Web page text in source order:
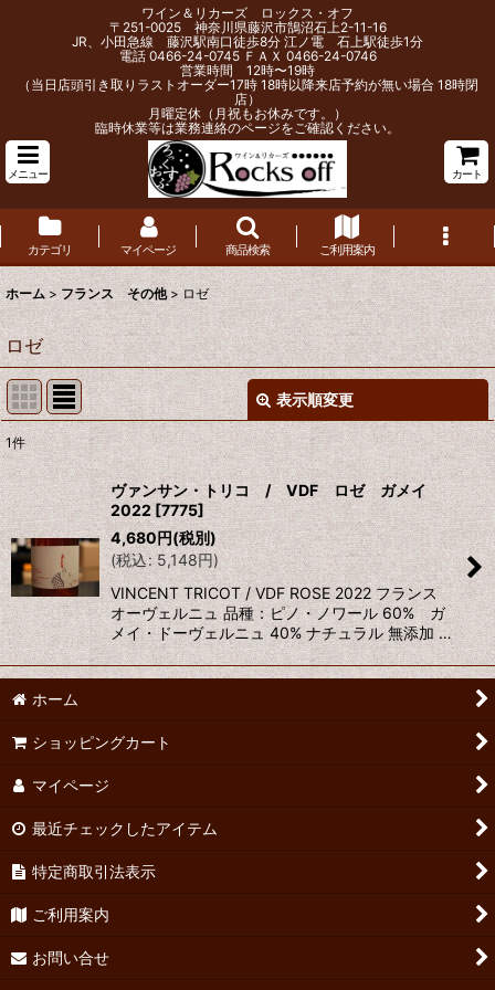
ワイン＆リカーズ ロックス・オフ
〒251-0025 神奈川県藤沢市鵠沼石上2-11-16
JR、小田急線 藤沢駅南口徒歩8分 江ノ電 石上駅徒歩1分
電話 0466-24-0745 ＦＡＸ 0466-24-0746
営業時間 12時〜19時
（当日店頭引き取りラストオーダー17時 18時以降来店予約が無い場合 18時閉
店）
月曜定休（月祝もお休みです。）
臨時休業等は業務連絡のページをご確認ください。
メニュー カート
カテゴリ マイページ 商品検索 ご利用案内
ホーム > フランス その他 > ロゼ
ロゼ
表示順変更
表示数 :
並び順 :
絞り込む
1件
ヴァンサン・トリコ / VDF ロゼ ガメイ
2022 [7775]
4,680円(税別)
(税込: 5,148円)
VINCENT TRICOT / VDF ROSE 2022 フランス
オーヴェルニュ 品種：ピノ・ノワール 60% ガ
メイ・ドーヴェルニュ 40% ナチュラル 無添加 …
ホーム
ショッピングカート
マイページ
最近チェックしたアイテム
特定商取引法表示
ご利用案内
お問い合せ